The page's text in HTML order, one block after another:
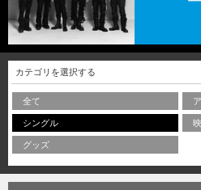
カテゴリを選択する
全て
シングル
グッズ